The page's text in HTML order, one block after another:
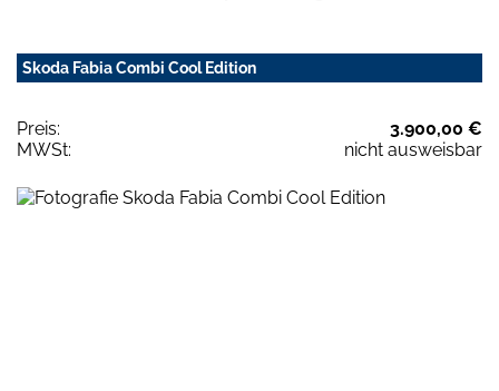
Skoda Fabia Combi Cool Edition
Preis:
3.900,00 €
MWSt:
nicht ausweisbar